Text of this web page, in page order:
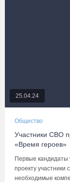
25.04.24
Общество
Участники СВО
«Время героев»
Первые кандидаты
проекту участники
необходимые